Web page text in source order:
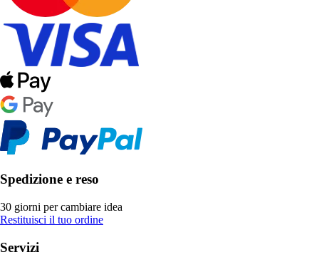
Spedizione e reso
30 giorni per cambiare idea
Restituisci il tuo ordine
Servizi